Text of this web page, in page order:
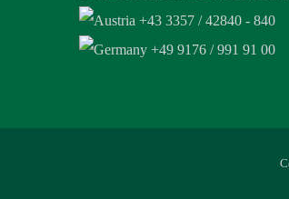
+43 3357 / 42840 - 840
+49 9176 / 991 91 00